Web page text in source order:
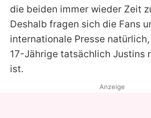
die beiden immer wieder Zeit
Deshalb fragen sich die Fans
internationale Presse
17-Jährige tatsächlich Justins
ist.
Anzeige